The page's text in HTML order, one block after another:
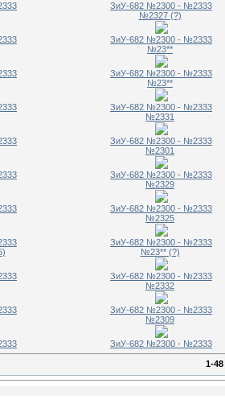
ЗиУ-682 №2300 - №2333
№2327 (?)
ЗиУ-682 №2300 - №2333
№23**
ЗиУ-682 №2300 - №2333
№23**
ЗиУ-682 №2300 - №2333
№2331
ЗиУ-682 №2300 - №2333
№2301
ЗиУ-682 №2300 - №2333
№2329
ЗиУ-682 №2300 - №2333
№2325
ЗиУ-682 №2300 - №2333
№23** (?)
ЗиУ-682 №2300 - №2333
№2332
ЗиУ-682 №2300 - №2333
№2309
ЗиУ-682 №2300 - №2333
1-48